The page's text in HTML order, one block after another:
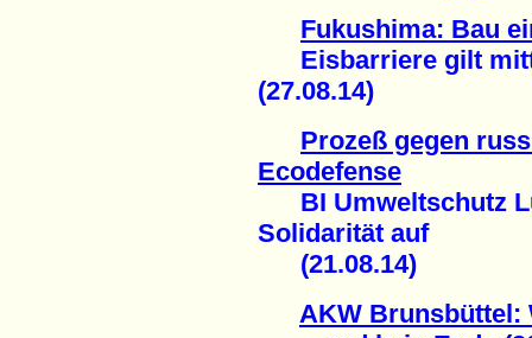
Fukushima: Bau
Eisbarriere gilt
(27.08.14)
Prozeß gegen
Ecodefense
BI Umweltschutz
Solidarität auf
(21.08.14)
AKW Brunsbüttel: